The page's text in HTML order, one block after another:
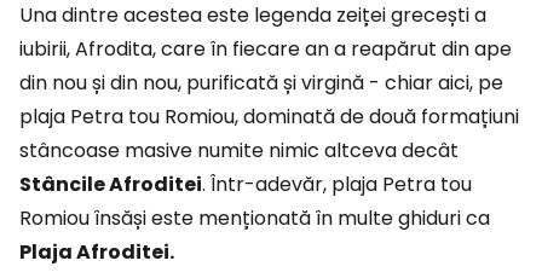
Una dintre acestea este legenda zeiței grecești a
iubirii, Afrodita, care în fiecare an a reapărut din ape
din nou și din nou, purificată și virgină - chiar aici, pe
plaja Petra tou Romiou, dominată de două formațiuni
stâncoase masive numite nimic altceva decât
Stâncile Afroditei. Într-adevăr, plaja Petra tou
Romiou însăși este menționată în multe ghiduri ca
Plaja Afroditei.